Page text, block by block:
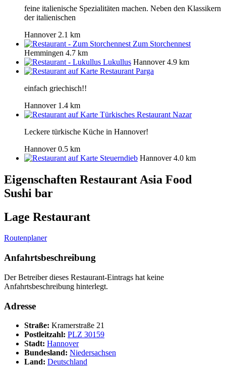
feine italienische Spezialitäten machen. Neben den Klassikern
der italienischen
Hannover 2.1 km
Zum Storchennest
Hemmingen 4.7 km
Lukullus Hannover 4.9 km
Restaurant Parga
einfach griechisch!!
Hannover 1.4 km
Türkisches Restaurant Nazar
Leckere türkische Küche in Hannover!
Hannover 0.5 km
Steuerndieb Hannover 4.0 km
Eigenschaften Restaurant Asia Food
Sushi bar
Lage Restaurant
Routenplaner
Anfahrtsbeschreibung
Der Betreiber dieses Restaurant-Eintrags hat keine
Anfahrtsbeschreibung hinterlegt.
Adresse
Straße: Kramerstraße 21
Postleitzahl: PLZ 30159
Stadt: Hannover
Bundesland: Niedersachsen
Land: Deutschland